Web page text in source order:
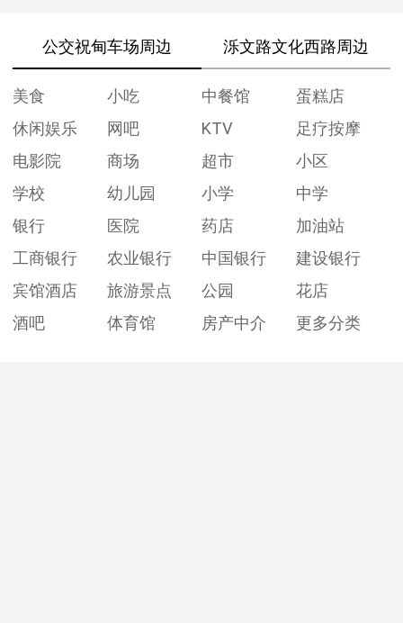
公交祝甸车场周边 泺文路文化西路周边
美食 小吃 中餐馆
蛋糕店
休闲娱乐
网吧 KTV
足疗按摩
电影院
商场 超市
小区
学校
幼儿园 小学
中学
银行
医院 药店
加油站
工商银行
农业银行 中国银行
建设银行
宾馆酒店
旅游景点 公园
花店
酒吧
体育馆 房产中介 更多分类